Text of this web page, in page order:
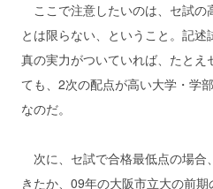
ここで注意したいのは、セ試の
とは限らない、ということ。記述
真の実力がついていれば、たとえ
ても、2次の配点が高い大学・学
なのだ。
次に、セ試で合格最低点の場合
きたか、09年の大阪市立大の前